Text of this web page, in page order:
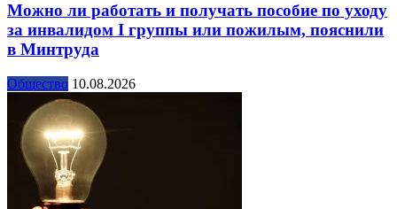
Можно ли работать и получать пособие по уходу
за инвалидом I группы или пожилым, пояснили
в Минтруда
Общество 10.08.2026